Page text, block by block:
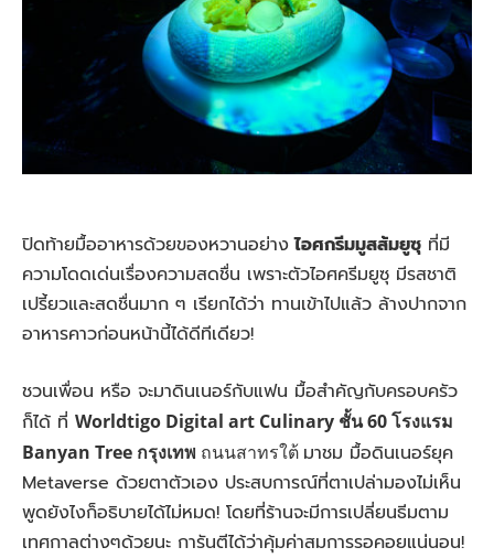
ปิดท้ายมื้ออาหารด้วยของหวานอย่างไอศกรีมมูสส้มยูซุ ที่มี
ความโดดเด่นเรื่องความสดชื่น เพราะตัวไอศครีมยูซุ มีรสชาติ
เปรี้ยวและสดชื่นมาก ๆ เรียกได้ว่า ทานเข้าไปแล้ว ล้างปากจาก
อาหารคาวก่อนหน้านี้ได้ดีทีเดียว!
ชวนเพื่อน หรือ จะมาดินเนอร์กับแฟน มื้อสำคัญกับครอบครัว
ก็ได้ ที่ Worldtigo Digital art Culinary ชั้น 60 โรงแรม
Banyan Tree กรุงเทพ ถนนสาทรใต้ มาชม มื้อดินเนอร์ยุค
Metaverse ด้วยตาตัวเอง ประสบการณ์ที่ตาเปล่ามองไม่เห็น
พูดยังไงก็อธิบายได้ไม่หมด! โดยที่ร้านจะมีการเปลี่ยนธีมตาม
เทศกาลต่างๆด้วยนะ การันตีได้ว่าคุ้มค่าสมการรอคอยแน่นอน!